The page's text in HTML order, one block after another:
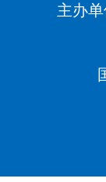
主办